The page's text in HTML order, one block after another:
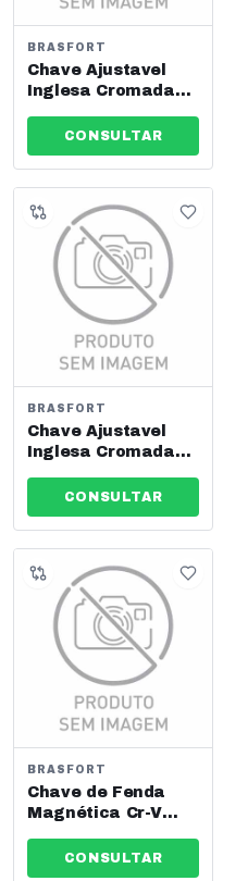
BRASFORT
Chave Ajustavel
Inglesa Cromada
CONSULTAR
BRASFORT
Chave Ajustavel
Inglesa Cromada
CONSULTAR
BRASFORT
Chave de Fenda
Magnética Cr-V
Ref: 8810
CONSULTAR